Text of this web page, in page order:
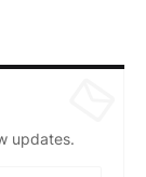
updates.